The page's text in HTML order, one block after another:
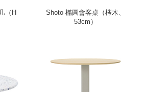
（H
Shoto 橢圓會客桌（梣木、
53cm）